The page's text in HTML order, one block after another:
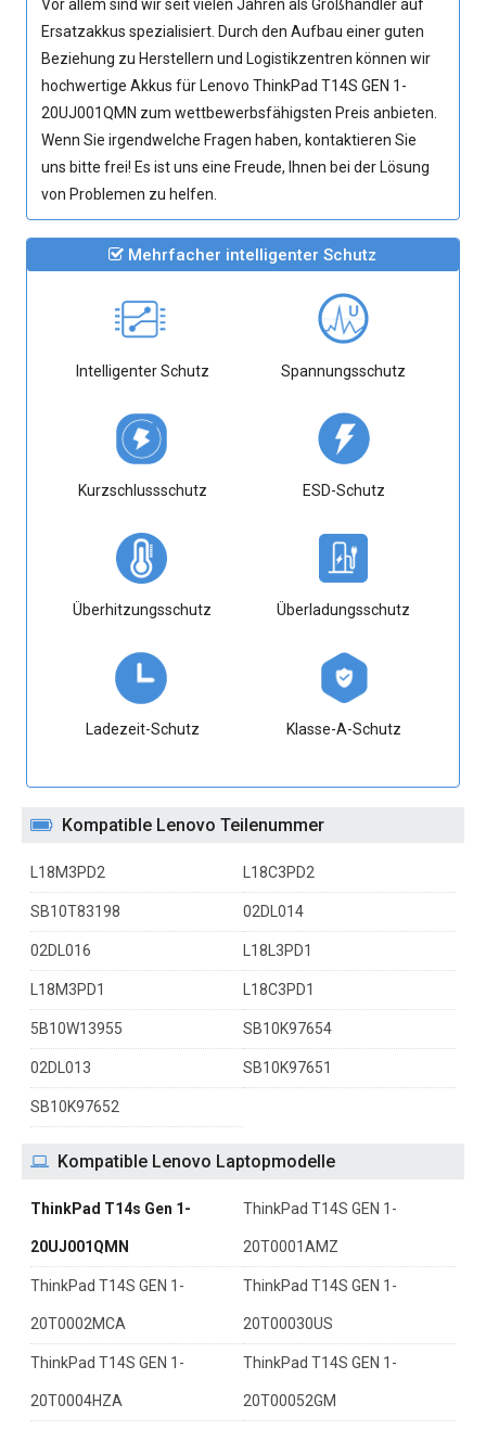
Vor allem sind wir seit vielen Jahren als Großhändler auf
Ersatzakkus spezialisiert. Durch den Aufbau einer guten
Beziehung zu Herstellern und Logistikzentren können wir
hochwertigeAkkus für Lenovo ThinkPad T14S GEN 1-
20UJ001QMN zum wettbewerbsfähigsten Preis anbieten.
Wenn Sie irgendwelche Fragen haben, kontaktieren Sie
uns bitte frei! Es ist uns eine Freude, Ihnen bei der Lösung
von Problemen zu helfen.
Mehrfacher intelligenter Schutz
Intelligenter Schutz Spannungsschutz
Kurzschlussschutz ESD-Schutz
Überhitzungsschutz Überladungsschutz
Ladezeit-Schutz Klasse-A-Schutz
Kompatible Lenovo Teilenummer
L18M3PD2 L18C3PD2
SB10T83198 02DL014
02DL016 L18L3PD1
L18M3PD1 L18C3PD1
5B10W13955 SB10K97654
02DL013 SB10K97651
SB10K97652
Kompatible Lenovo Laptopmodelle
ThinkPad T14s Gen 1-
20UJ001QMN
ThinkPad T14S GEN 1-
20T0001AMZ
ThinkPad T14S GEN 1-
20T0002MCA
ThinkPad T14S GEN 1-
20T00030US
ThinkPad T14S GEN 1-
20T0004HZA
ThinkPad T14S GEN 1-
20T00052GM